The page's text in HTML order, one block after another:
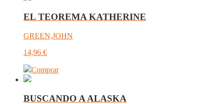
EL TEOREMA KATHERINE
GREEN,JOHN
14,96 €
Comprar
BUSCANDO A ALASKA